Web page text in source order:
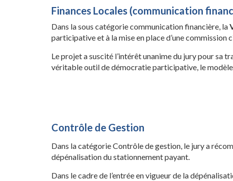
Finances Locales (communication
Dans la sous catégorie communication financière, la
participative et à la mise en place d’une commission
Le projet a suscité l’intérêt unanime du jury pour sa
véritable outil de démocratie participative, le
Contrôle de Gestion
Dans la catégorie Contrôle de gestion, le jury a
dépénalisation du stationnement payant.
Dans le cadre de l’entrée en vigueur de la